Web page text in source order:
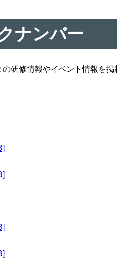
ナンバー
研修情報やイベント情報を掲